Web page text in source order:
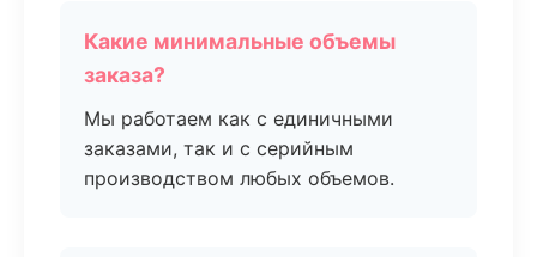
Какие минимальные объемы
заказа?
Мы работаем как с единичными
заказами, так и с серийным
производством любых объемов.